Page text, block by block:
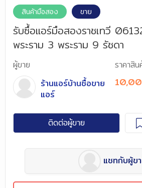
สินค้ามือสอง ขาย
รับซื้อแอร์มือสองราชเทวี
พระราม 3 พระราม 9 รัชดา
ผู้ขาย
ร้านแอร์บ้านซื้อขาย
แอร์
ราคาสิน
ติดต่อผู้ขาย
แชทกับผู้ข